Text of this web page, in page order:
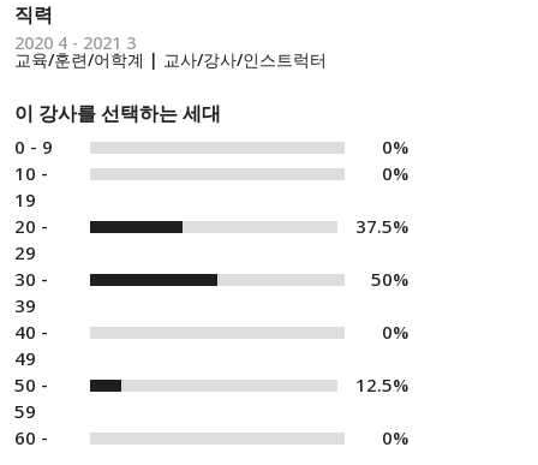
직력
2020 4 - 2021 3
교육/훈련/어학계 | 교사/강사/인스트럭터
이 강사를 선택하는 세대
0 - 9
0%
10 -
19
0%
20 -
29
37.5%
30 -
39
50%
40 -
49
0%
50 -
59
12.5%
60 - 0%